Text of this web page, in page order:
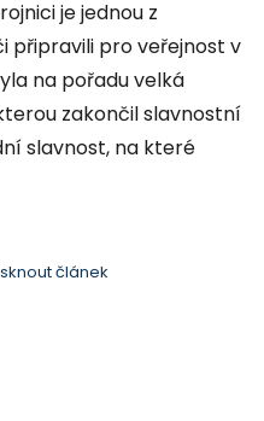
je jednou z
připravili pro veřejnost v
na pořadu velká
zakončil slavnostní
slavnost, na které
článek